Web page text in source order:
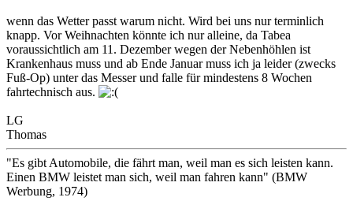
wenn das Wetter passt warum nicht. Wird bei uns nur terminlich
knapp. Vor Weihnachten könnte ich nur alleine, da Tabea
voraussichtlich am 11. Dezember wegen der Nebenhöhlen ist
Krankenhaus muss und ab Ende Januar muss ich ja leider (zwecks
Fuß-Op) unter das Messer und falle für mindestens 8 Wochen
fahrtechnisch aus.
LG
Thomas
"Es gibt Automobile, die fährt man, weil man es sich leisten kann.
Einen BMW leistet man sich, weil man fahren kann" (BMW
Werbung, 1974)